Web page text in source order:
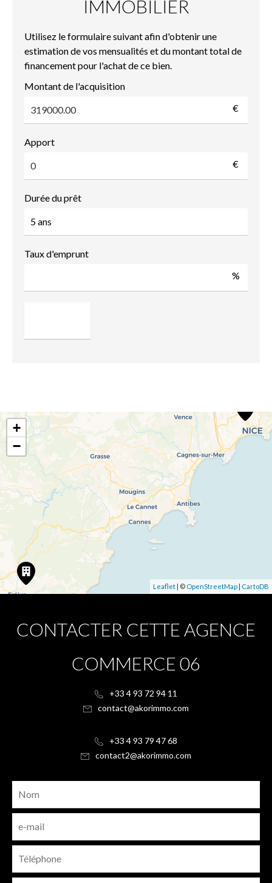
IMMOBILIER
Utilisez le formulaire suivant afin d'obtenir une
estimation de vos mensualités et du montant total de
financement pour l'achat de ce bien.
Montant de l'acquisition
€
Apport
€
Durée du prêt
Taux d'emprunt
%
+
−
Leaflet | © OpenStreetMap | CartoDB
CONTACTER CETTE AGENCE
COMMERCE 06
+33 4 93 72 94 11
contact@akorimmo.com
+33 4 93 79 47 68
contact2@akorimmo.com